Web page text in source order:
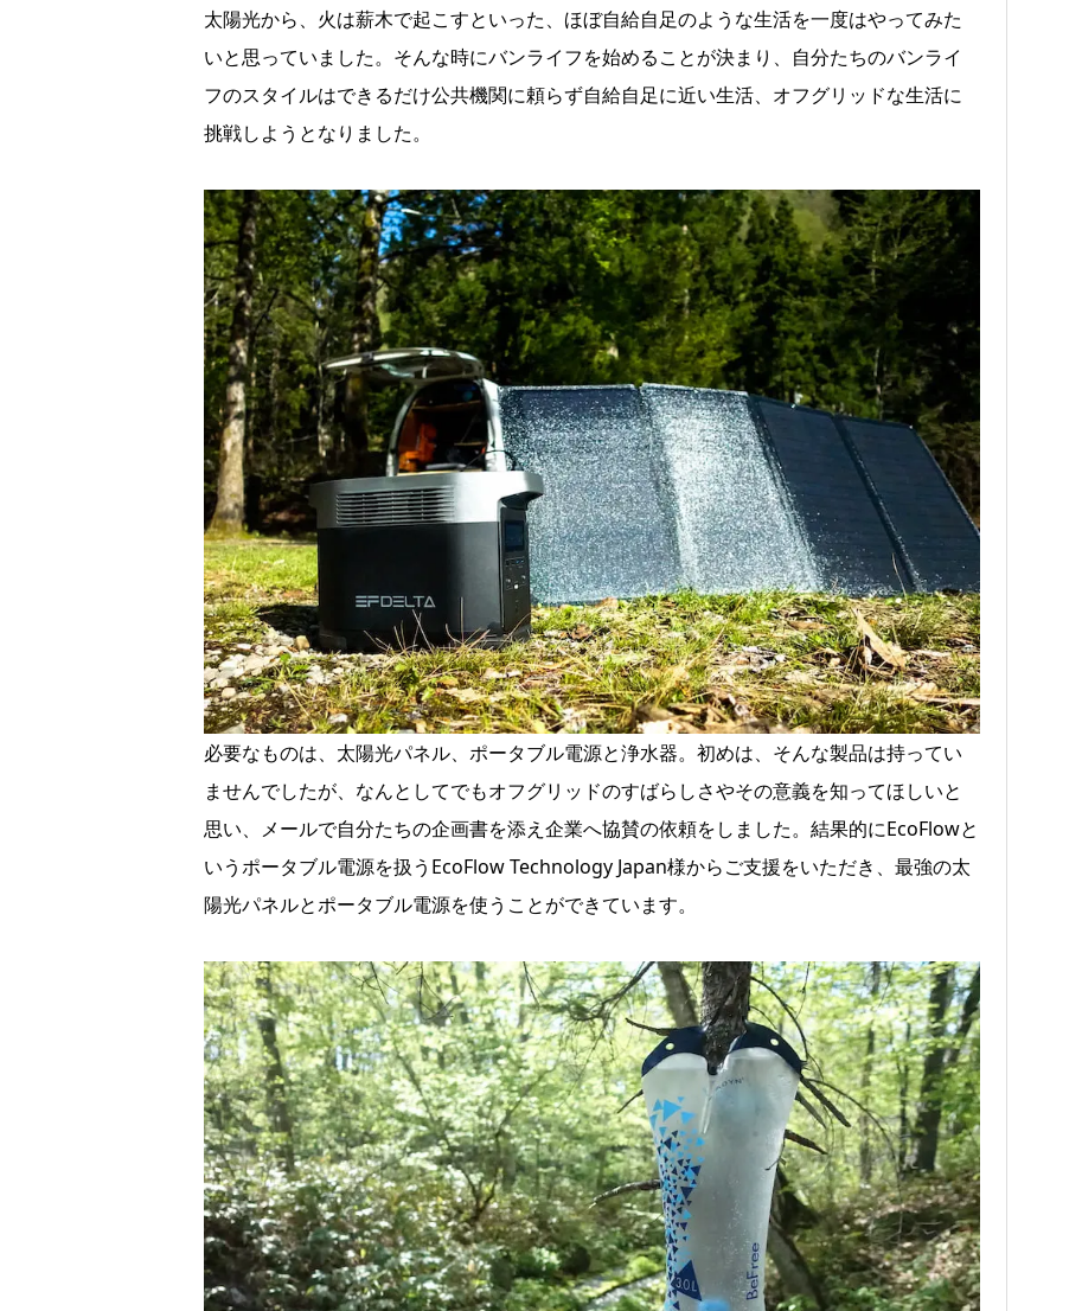
太陽光から、火は薪木で起こすといった、ほぼ自給自足のような生活を一度はやってみた
いと思っていました。そんな時にバンライフを始めることが決まり、自分たちのバンライ
フのスタイルはできるだけ公共機関に頼らず自給自足に近い生活、オフグリッドな生活に
挑戦しようとなりました。
必要なものは、太陽光パネル、ポータブル電源と浄水器。初めは、そんな製品は持ってい
ませんでしたが、なんとしてでもオフグリッドのすばらしさやその意義を知ってほしいと
思い、メールで自分たちの企画書を添え企業へ協賛の依頼をしました。結果的にEcoFlowと
いうポータブル電源を扱うEcoFlow Technology Japan様からご支援をいただき、最強の太
陽光パネルとポータブル電源を使うことができています。